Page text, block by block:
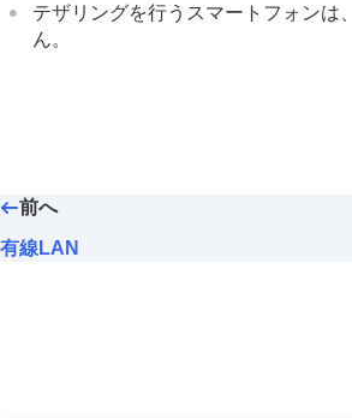
Wi-Fi周波数帯
テザリングを行うスマートフォンは
ん。
前へ
有線LAN